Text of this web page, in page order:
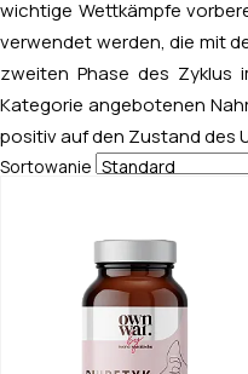
wichtige Wettkämpfe
verwendet werden, die mit
zweiten Phase des Zyklus
Kategorie angebotenen
positiv auf den Zustand des
Sortowanie